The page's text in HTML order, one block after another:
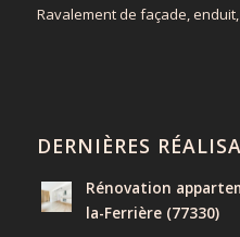
Ravalement de façade,
DERNIÈRES
Rénovation
la-Ferrière (77330)